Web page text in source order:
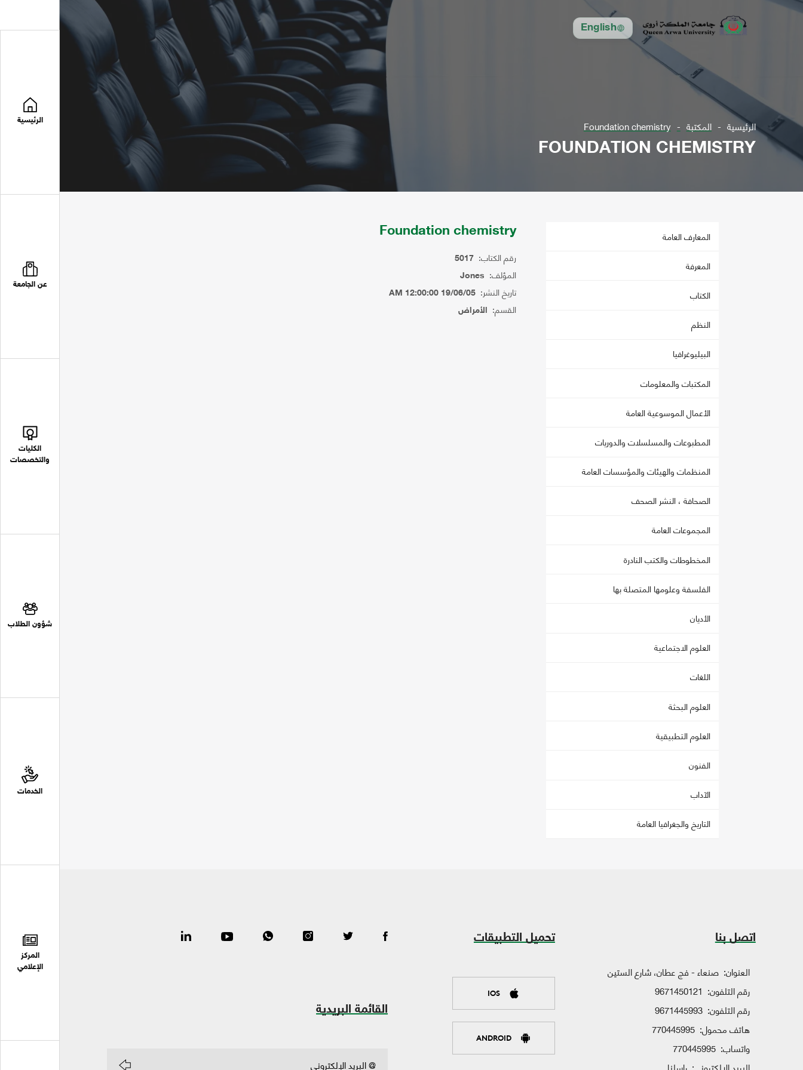
English
الرئيسية
عن الجامعة
الكليات
والتخصصات
شؤون الطلاب
الخدمات
المركز
الإعلامي
الرئيسية المكتبة Foundation chemistry
FOUNDATION CHEMISTRY
المعارف العامة
المعرفة
الكتاب
النظم
البيليوغرافيا
المكتبات والمعلومات
الأعمال الموسوعية العامة
المطبوعات والمسلسلات والدوريات
المنظمات والهيئات والمؤسسات العامة
الصحافة ، النشر الصحف
المجموعات العامة
المخطوطات والكتب النادرة
الفلسفة وعلومها المتصلة بها
الأديان
العلوم الاجتماعية
اللغات
العلوم البحثة
العلوم التطبيقية
الفنون
الآداب
التاريخ والجغرافيا العامة
Foundation chemistry
رقم الكتاب: 5017
المؤلف: Jones
تاريخ النشر: 19/06/05 12:00:00 AM
القسم: الأمراض
اتصل بنا
العنوان: صنعاء - فج عطان، شارع الستين
رقم التلفون: 9671450121
رقم التلفون: 9671445993
هاتف محمول: 770445995
واتساب: 770445995
تحميل التطبيقات
IOS
ANDROID
القائمة البريدية